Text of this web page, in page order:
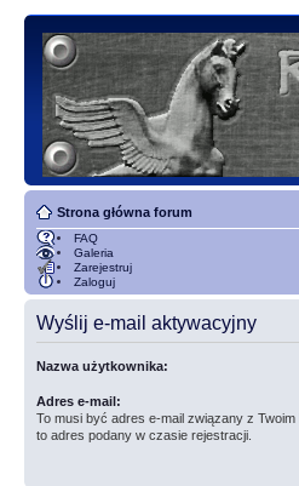
Strona główna forum
FAQ
Galeria
Zarejestruj
Zaloguj
Wyślij e-mail aktywacyjny
Nazwa użytkownika:
Adres e-mail:
To musi być adres e-mail związany z
to adres podany w czasie rejestracji.